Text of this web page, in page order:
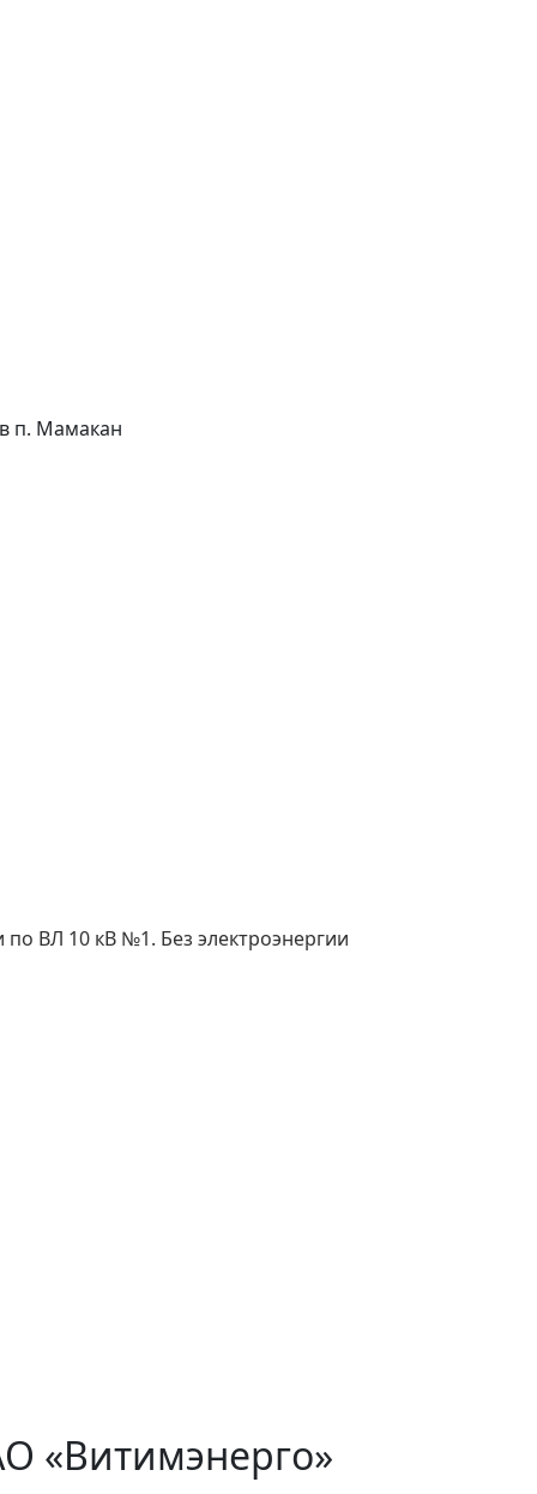
п. Мамакан
ВЛ 10 кВ №1. Без электроэнергии
«Витимэнерго»